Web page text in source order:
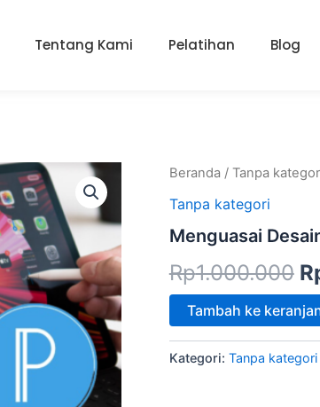
Tentang Kami Pelatihan Blog
Beranda / Tanpa
Tanpa kategori
Menguasai
Rp1.000.000
Kuantitas
Desain
Android
Pixellab
Tambah ke
Kategori: Tanpa kategori